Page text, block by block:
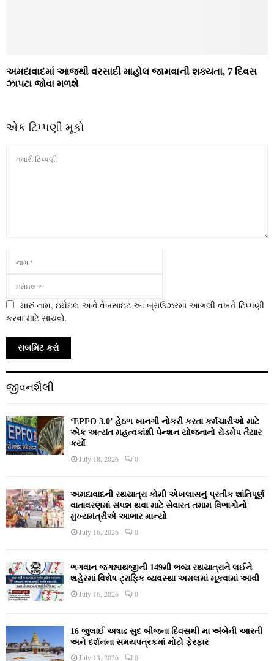
અમદાવાદમાં આજથી વરસાદી માહોલ જામવાની શક્યતા, 7 દિવસ
ઝાપટા જોવા મળશે
એક ટિપ્પણી મૂકો
મારું નામ, ઇમેઇલ અને વેબસાઇટ આ બ્રાઉઝરમાં આગલી વખતે ટિપ્પણી
કરવા માટે સાચવો.
જીવનશૈલી
‘EPFO 3.0’ હેઠળ ખાનગી નોકરી કરતા કર્મચારીઓ માટે
એક અત્યંત મહત્વકાંક્ષી પેન્શન યોજનાનો રોડમેપ તૈયાર
કર્યો
July 18, 2026 0
અમદાવાદની રથયાત્રા કોમી એખલાસનું પ્રતીક શાંતિપૂર્ણ
વાતાવરણમાં સંપન્ન થવા માટે સેવારત તમામ વિભાગોનો
મુખ્યમંત્રીએ આભાર માન્યો
July 16, 2026 0
ભગવાન જગન્નાથજીની 149મી ભવ્ય રથયાત્રાને લઈને
શહેરમાં વિશેષ ટ્રાફિક વ્યવસ્થા અમલમાં મૂકવામાં આવી
July 16, 2026 0
16 જુલાઈ અષાઢ સુદ બીજના દિવસથી મા અંબેની આરતી
અને દર્શનના સમયપત્રકમાં મોટો ફેરફાર
July 13, 2026 0